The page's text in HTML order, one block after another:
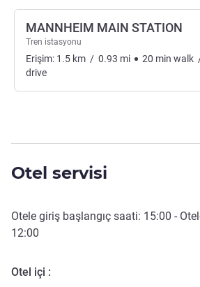
MANNHEIM MAIN STATION
Tren istasyonu
Erişim: 1.5 km / 0.93 mi 20 min walk
drive
Otel servisi
Otele giriş başlangıç saati: 15:00 -
12:00
Otel içi